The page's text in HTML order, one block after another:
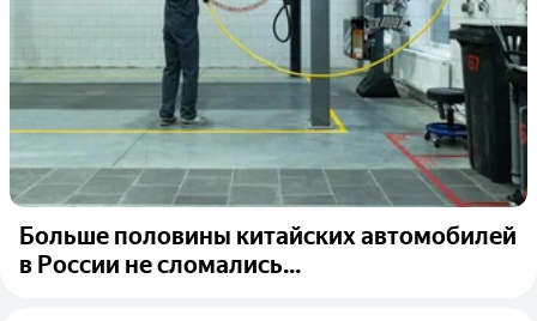
Больше половины китайских автомобилей
в России не сломались...